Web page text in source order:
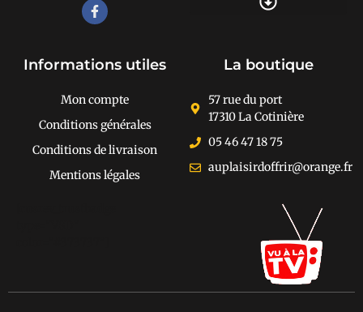
Informations utiles
Mon compte
Conditions générales
Conditions de livraison
Mentions légales
La boutique
57 rue du port
17310 La Cotinière
05 46 47 18 75
auplaisirdoffrir@orange.fr